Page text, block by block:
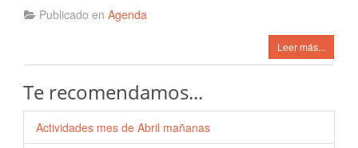
Publicado en Agenda
Leer más...
Te recomendamos...
Actividades mes de Abril mañanas